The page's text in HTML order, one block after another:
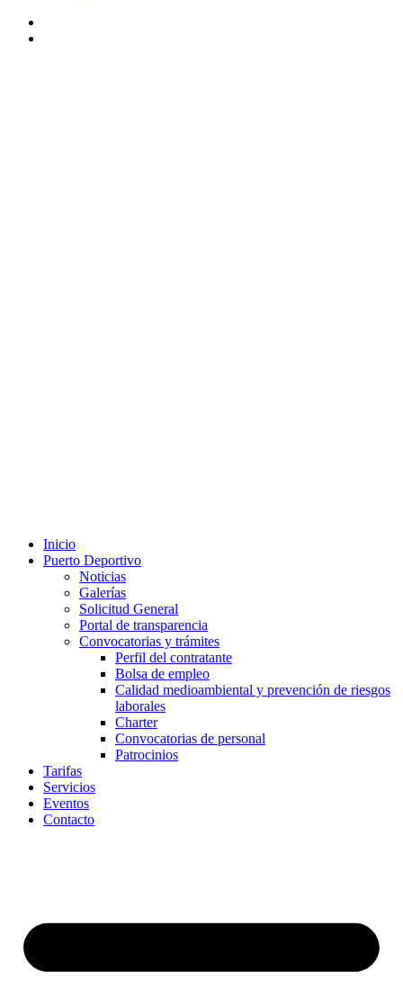
Inicio
Puerto Deportivo
Noticias
Galerías
Solicitud General
Portal de transparencia
Convocatorias y trámites
Perfil del contratante
Bolsa de empleo
Calidad medioambiental y prevención de riesgos
laborales
Charter
Convocatorias de personal
Patrocinios
Tarifas
Servicios
Eventos
Contacto